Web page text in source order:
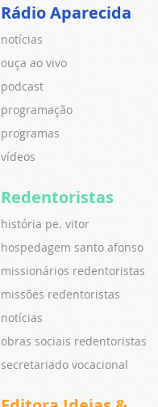
Rádio Aparecida
notícias
ouça ao vivo
podcast
programação
programas
vídeos
Redentoristas
história pe. vitor
hospedagem santo afonso
missionários redentoristas
missões redentoristas
notícias
obras sociais redentoristas
secretariado vocacional